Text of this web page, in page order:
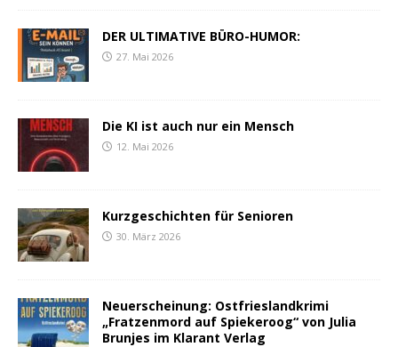
DER ULTIMATIVE BÜRO-HUMOR:
27. Mai 2026
Die KI ist auch nur ein Mensch
12. Mai 2026
Kurzgeschichten für Senioren
30. März 2026
Neuerscheinung: Ostfrieslandkrimi
„Fratzenmord auf Spiekeroog“ von Julia
Brunjes im Klarant Verlag